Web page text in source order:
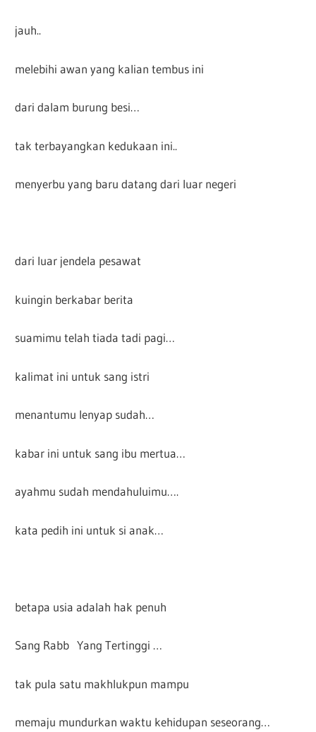
jauh..
melebihi awan yang kalian tembus ini
dari dalam burung besi…
tak terbayangkan kedukaan ini..
menyerbu yang baru datang dari luar negeri
dari luar jendela pesawat
kuingin berkabar berita
suamimu telah tiada tadi pagi…
kalimat ini untuk sang istri
menantumu lenyap sudah…
kabar ini untuk sang ibu mertua…
ayahmu sudah mendahuluimu….
kata pedih ini untuk si anak…
betapa usia adalah hak penuh
Sang Rabb Yang Tertinggi …
tak pula satu makhlukpun mampu
memaju mundurkan waktu kehidupan seseorang…